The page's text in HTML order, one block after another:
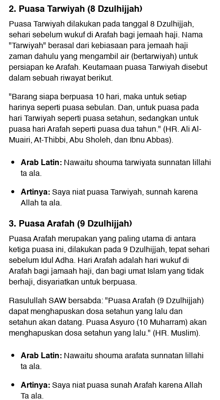
2. Puasa Tarwiyah (8 Dzulhijjah)
Puasa Tarwiyah dilakukan pada tanggal 8 Dzulhijjah,
sehari sebelum wukuf di Arafah bagi jemaah haji. Nama
"Tarwiyah" berasal dari kebiasaan para jemaah haji
zaman dahulu yang mengambil air (bertarwiyah) untuk
persiapan ke Arafah. Keutamaan puasa Tarwiyah disebut
dalam sebuah riwayat berikut.
"Barang siapa berpuasa 10 hari, maka untuk setiap
harinya seperti puasa sebulan. Dan, untuk puasa pada
hari Tarwiyah seperti puasa setahun, sedangkan untuk
puasa hari Arafah seperti puasa dua tahun." (HR. Ali Al-
Muairi, At-Thibbi, Abu Sholeh, dan Ibnu Abbas).
Arab Latin:Nawaitu shouma tarwiyata sunnatan lillahi
ta ala.
Artinya:Saya niat puasa Tarwiyah, sunnah karena
Allah ta ala.
3. Puasa Arafah (9 Dzulhijjah)
Puasa Arafah merupakan yang paling utama di antara
ketiga puasa ini, dilakukan pada 9 Dzulhijjah, tepat sehari
sebelum Idul Adha. Hari Arafah adalah hari wukuf di
Arafah bagi jamaah haji, dan bagi umat Islam yang tidak
berhaji, disyariatkan untuk berpuasa.
Rasulullah SAW bersabda: "Puasa Arafah (9 Dzulhijjah)
dapat menghapuskan dosa setahun yang lalu dan
setahun akan datang. Puasa Asyuro (10 Muharram) akan
menghapuskan dosa setahun yang lalu." (HR. Muslim).
Arab Latin:Nawaitu shouma arafata sunnatan lillahi
ta ala.
Artinya:Saya niat puasa sunah Arafah karena Allah
Ta ala.